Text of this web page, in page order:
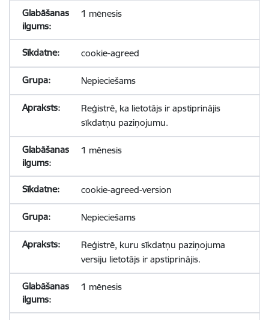
1 mēnesis
cookie-agreed
Nepieciešams
Reģistrē, ka lietotājs ir apstiprinājis
sīkdatņu paziņojumu.
1 mēnesis
cookie-agreed-version
Nepieciešams
Reģistrē, kuru sīkdatņu paziņojuma
versiju lietotājs ir apstiprinājis.
1 mēnesis